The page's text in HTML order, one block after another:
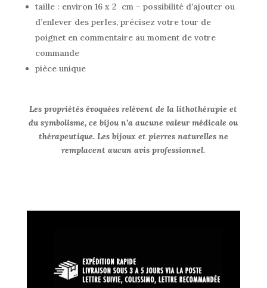
taille : environ 16 x 2 cm – possibilité d’ajouter ou
d’enlever des perles, précisez votre tour de
poignet en commentaire au moment de votre
commande
pièce unique
Les propriétés évoquées relèvent de la lithothérapie et
du symbolisme, ce bijou n’a aucune valeur médicale ou
thérapeutique. Les bijoux et pierres naturelles ne
remplacent aucun avis professionnel.